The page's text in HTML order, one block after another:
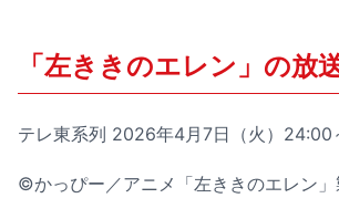
「左ききのエレン」の放
テレ東系列 2026年4月7日（火）24:00
©︎かっぴー／アニメ「左ききのエレン